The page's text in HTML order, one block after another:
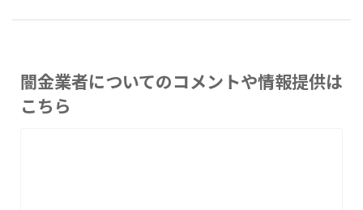
闇金業者についてのコメントや情報提供は
こちら